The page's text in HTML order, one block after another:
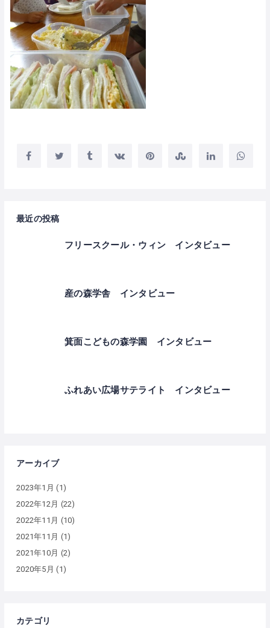
最近の投稿
フリースクール・ウィン インタビュー
産の森学舎 インタビュー
箕面こどもの森学園 インタビュー
ふれあい広場サテライト インタビュー
アーカイブ
2023年1月 (1)
2022年12月 (22)
2022年11月 (10)
2021年11月 (1)
2021年10月 (2)
2020年5月 (1)
カテゴリ